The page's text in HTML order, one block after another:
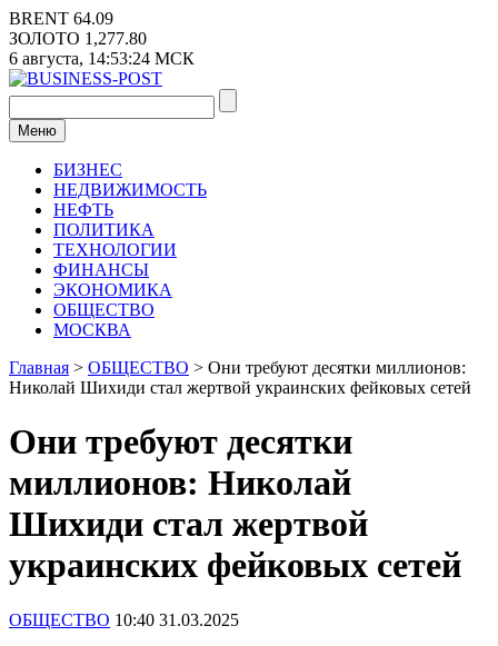
Перейти
к
содержимому
BRENT 64.09
ЗОЛОТО 1,277.80
6 августа, 14:53:24 МСК
Меню
БИЗНЕС
НЕДВИЖИМОСТЬ
НЕФТЬ
ПОЛИТИКА
ТЕХНОЛОГИИ
ФИНАНСЫ
ЭКОНОМИКА
ОБЩЕСТВО
МОСКВА
Главная > ОБЩЕСТВО > Они требуют десятки миллионов:
Николай Шихиди стал жертвой украинских фейковых сетей
Они требуют десятки
миллионов: Николай
Шихиди стал жертвой
украинских фейковых сетей
ОБЩЕСТВО 10:40 31.03.2025